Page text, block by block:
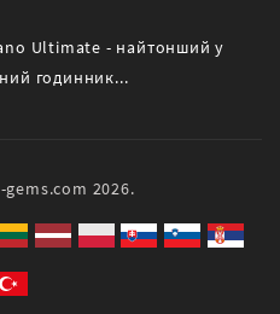
Ultimate - найтонший у
годинник...
2026.